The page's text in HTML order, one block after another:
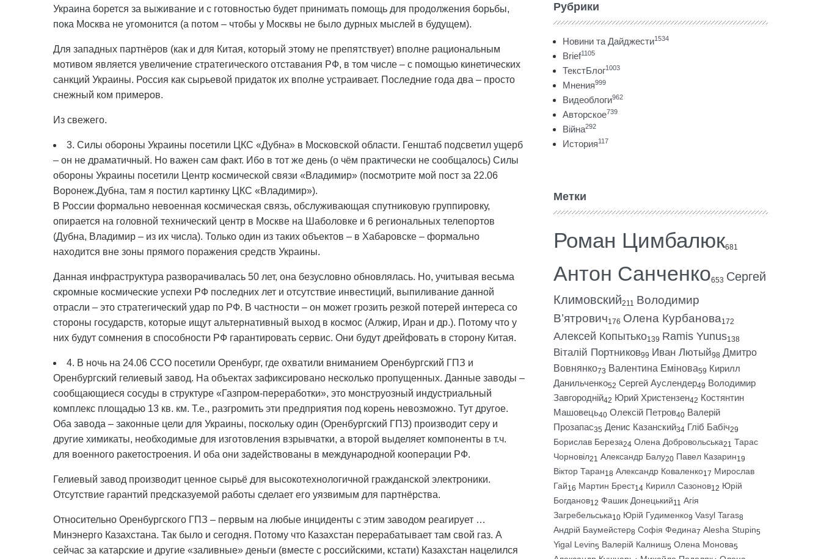
Украина борется за выживание и с готовностью будет принимать помощь для продолжения борьбы,
пока Москва не угомонится (а потом – чтобы у Москвы не было дурных мыслей в будущем).
Для западных партнёров (как и для Китая, который этому не препятствует) вполне рациональным
мотивом является увеличение стратегического отставания РФ, в том числе – с помощью кинетических
санкций Украины. Россия как сырьевой придаток их вполне устраивает. Последние года два – просто
снежный ком примеров.
Из свежего.
3. Силы обороны Украины посетили ЦКС «Дубна» в Московской области. Генштаб подсветил ущерб
– он не драматичный. Но важен сам факт. Ибо в тот же день (о чём практически не сообщалось) Силы
обороны Украины посетили Центр космической связи «Владимир» (посмотрите мой пост за 22.06
Воронеж.Дубна, там я постил картинку ЦКС «Владимир»).
В России формально невоенная космическая связь, обслуживающая спутниковую группировку,
опирается на головной технический центр в Москве на Шаболовке и 6 региональных телепортов
(Дубна, Владимир – из их числа). Только один из таких объектов – в Хабаровске – формально
находится вне зоны прямого поражения средств Украины.
Данная инфраструктура разворачивалась 50 лет, она безусловно обновлялась. Но, учитывая весьма
скромные космические успехи РФ последних лет и отсутствие инвестиций, выпиливание данной
отрасли – это стратегический удар по РФ. В частности – он может грозить резкой потерей интереса со
стороны государств, которые ищут альтернативный выход в космос (Алжир, Иран и др.). Потому что у
них будут сомнения в способности РФ гарантировать сервис. Они будут дрейфовать в сторону Китая.
4. В ночь на 24.06 ССО посетили Оренбург, где охватили вниманием Оренбургский ГПЗ и
Оренбургский гелиевый завод. На объектах зафиксировано несколько пропущенных. Данные заводы –
сообщающиеся сосуды в структуре «Газпром-переработки», это монструозный индустриальный
комплекс площадью 13 кв. км. Т.е., разгромить эти предприятия под корень невозможно. Тут другое.
Оба завода – законные цели для Украины, поскольку один (Оренбургский ГПЗ) производит серу и
другие химикаты, необходимые для изготовления взрывчатки, а второй выделяет компоненты в т.ч.
для военного ракетостроения. И оба они задействованы в международной кооперации РФ.
Гелиевый завод производит ценное сырьё для высокотехнологичной гражданской электроники.
Отсутствие гарантий предсказуемой работы сделает его уязвимым для партнёрства.
Относительно Оренбургского ГПЗ – первым на любые инциденты с этим заводом реагирует …
Минэнерго Казахстана. Так было и сегодня. Потому что Казахстан перерабатывает там свой газ. А
сейчас за катарские и другие «заливные» деньги (вместе с российскими, кстати) Казахстан нацелился
Рубрики
Новини та Дайджести1534
Brief1105
ТекстБлог1003
Мнения999
Видеоблоги962
Авторское739
Війна292
История117
Метки
Роман Цимбалюк681
Антон Санченко653 Сергей
Климовский211 Володимир
В’ятрович176 Олена Курбанова172
Алексей Копытько139 Ramis Yunus138
Віталій Портников99 Иван Лютый98 Дмитро
Вовнянко73 Валентина Емінова59 Кирилл
Данильченко52 Сергей Ауслендер49 Володимир
Завгородній42 Юрий Христензен42 Костянтин
Машовець40 Олексій Петров40 Валерій
Прозапас35 Денис Казанский34 Гліб Бабіч29
Борислав Береза24 Олена Добровольська21 Тарас
Чорновіл21 Александр Балу20 Павел Казарин19
Віктор Таран18 Александр Коваленко17 Мирослав
Гай16 Мартин Брест14 Кирилл Сазонов12 Юрій
Богданов12 Фашик Донецький11 Агія
Загребельська10 Юрій Гудименко9 Vasyl Taras8
Андрій Баумейстер8 Софія Федина7 Alesha Stupin5
Yigal Levin5 Валерій Калниш5 Олена Монова5